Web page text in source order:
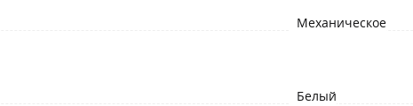
Механическое
Белый